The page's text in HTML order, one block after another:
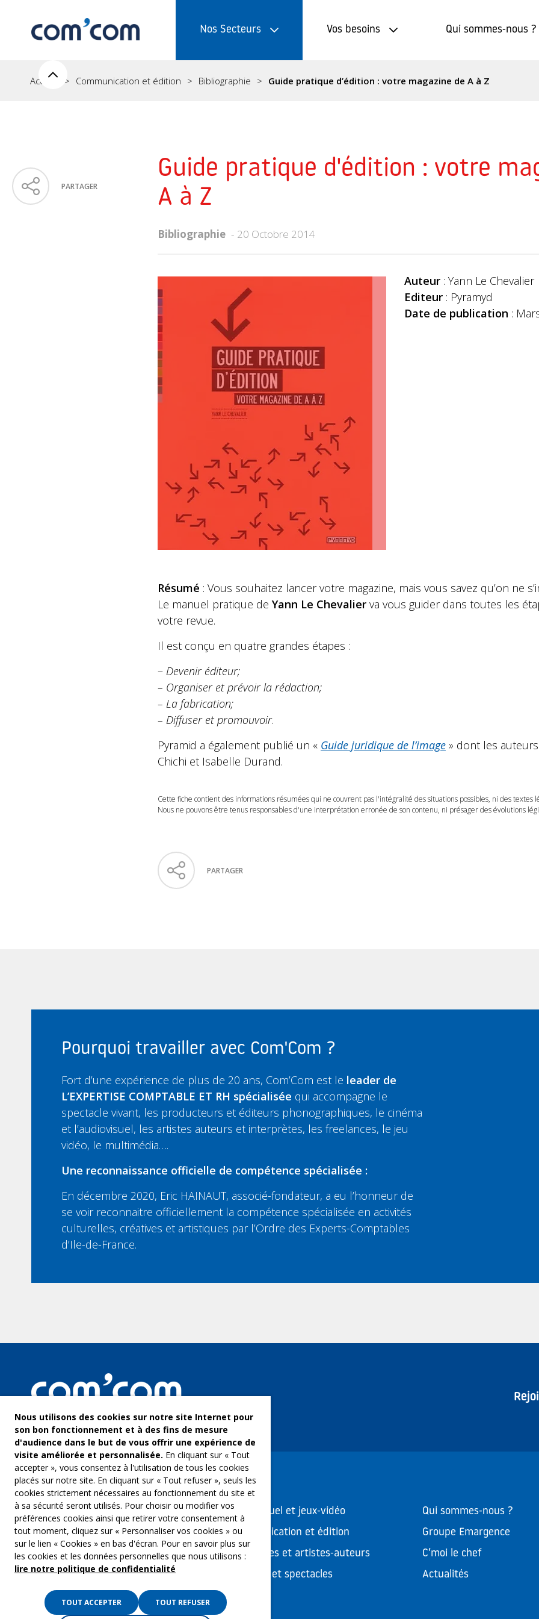
Nos Secteurs Vos besoins Qui sommes-nous ?
Accueil Communication et édition Bibliographie Guide pratique d’édition : votre magazine de A à Z
Guide pratique d'édition : votre
A à Z
Bibliographie 20 Octobre 2014
PARTAGER
Auteur : Yann Le Chevalier
Editeur : Pyramyd
Date de publication :
Résumé : Vous souhaitez lancer votre magazine, mais vous savez qu’on ne
Le manuel pratique de Yann Le Chevalier va vous guider dans toutes les
votre revue.
Il est conçu en quatre grandes étapes :
– Devenir éditeur;
– Organiser et prévoir la rédaction;
– La fabrication;
– Diffuser et promouvoir.
Pyramid a également publié un « Guide juridique de l’image » dont les
Chichi et Isabelle Durand.
Cette fiche contient des informations résumées qui ne couvrent pas l'intégralité des situations possibles, ni des textes
Nous ne pouvons être tenus responsables d'une interprétation erronée de son contenu, ni présager des évolutions
PARTAGER
Pourquoi travailler avec Com'Com ?
Fort d’une expérience de plus de 20 ans, Com’Com est le leader de
L’EXPERTISE COMPTABLE ET RH spécialisée qui accompagne le
spectacle vivant, les producteurs et éditeurs phonographiques, le cinéma
et l’audiovisuel, les artistes auteurs et interprètes, les freelances, le jeu
vidéo, le multimédia….
Une reconnaissance officielle de compétence spécialisée :
En décembre 2020, Eric HAINAUT, associé-fondateur, a eu l’honneur de
se voir reconnaitre officiellement la compétence spécialisée en activités
culturelles, créatives et artistiques par l’Ordre des Experts-Comptables
d’Ile-de-France.
COM’COM
Groupe Emargence
141 avenue de Wagram
75017 Paris
Tél. :01 53 19 00 00
Audiovisuel et jeux-vidéo
Communication et édition
Freelances et artistes-auteurs
Musique et spectacles
Qui sommes-nous ?
Groupe Emargence
C’moi le chef
Actualités
Nous utilisons des cookies sur notre site Internet pour
son bon fonctionnement et à des fins de mesure
d'audience dans le but de vous offrir une expérience de
visite améliorée et personnalisée. En cliquant sur « Tout
accepter », vous consentez à l'utilisation de tous les cookies
placés sur notre site. En cliquant sur « Tout refuser », seuls les
cookies strictement nécessaires au fonctionnement du site et
à sa sécurité seront utilisés. Pour choisir ou modifier vos
préférences cookies ainsi que retirer votre consentement à
tout moment, cliquez sur « Personnaliser vos cookies » ou
sur le lien « Cookies » en bas d'écran. Pour en savoir plus sur
les cookies et les données personnelles que nous utilisons :
lire notre politique de confidentialité
TOUT ACCEPTER TOUT REFUSER